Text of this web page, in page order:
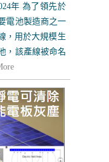
年 為了領先於
電池製造商之一
，用於大規模生
，該產線被命名